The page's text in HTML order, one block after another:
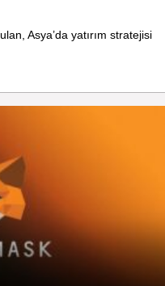
Asya’da yatırım stratejisi